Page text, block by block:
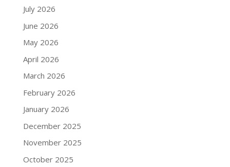
July 2026
June 2026
May 2026
April 2026
March 2026
February 2026
January 2026
December 2025
November 2025
October 2025